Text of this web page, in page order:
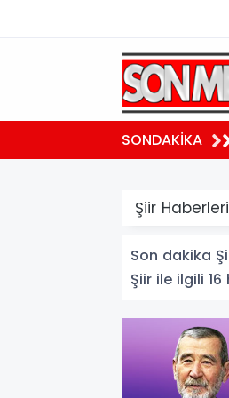
SONDAKİKA
Şiir Haberleri
Son dakika
Şiir ile ilgili